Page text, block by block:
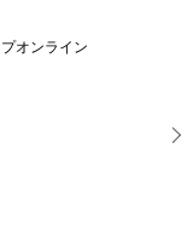
オンライン